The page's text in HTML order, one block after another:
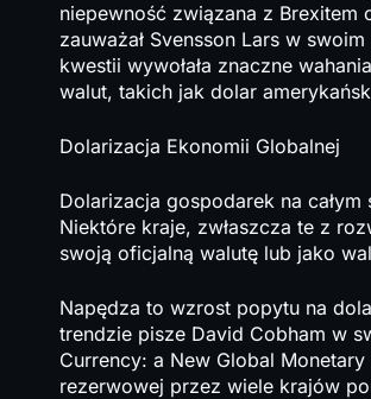
niepewność związana z
zauważał Svensson Lars w
kwestii wywołała znaczne
walut, takich jak dolar
Dolarizacja Ekonomii Globalnej
Dolarizacja gospodarek na
Niektóre kraje, zwłaszcza te z
swoją oficjalną walutę lub jako
Napędza to wzrost popytu na
trendzie pisze David Cobham w
Currency: a New Global
rezerwowej przez wiele krajów